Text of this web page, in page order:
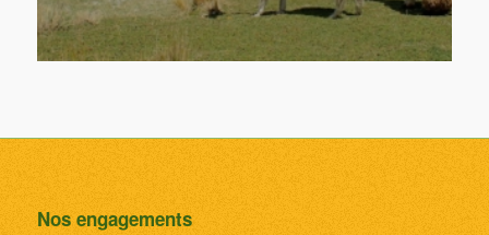
Nos engagements